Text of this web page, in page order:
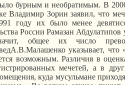
бурным и необратимым. В
Владимир Зорин заявил, что
году их было менее
России Рамазан Абдулатипов
общее их число
А.В.Малашенкоуказывает, что
возможным. Различия в
мечетей, а в
куда мусульмане